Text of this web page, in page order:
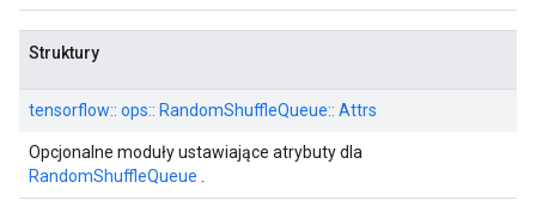
Struktury
tensorflow:: ops:: RandomShuffleQueue:: Attrs
Opcjonalne moduły ustawiające atrybuty dla
RandomShuffleQueue